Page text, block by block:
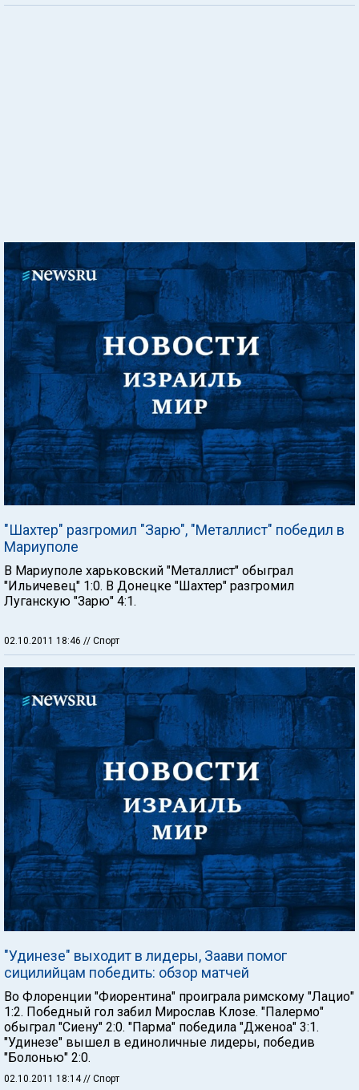
"Шахтер" разгромил "Зарю", "Металлист" победил в
Мариуполе
В Мариуполе харьковский "Металлист" обыграл
"Ильичевец" 1:0. В Донецке "Шахтер" разгромил
Луганскую "Зарю" 4:1.
02.10.2011 18:46 // Спорт
"Удинезе" выходит в лидеры, Заави помог
сицилийцам победить: обзор матчей
Во Флоренции "Фиорентина" проиграла римскому "Лацио"
1:2. Победный гол забил Мирослав Клозе. "Палермо"
обыграл "Сиену" 2:0. "Парма" победила "Дженоа" 3:1.
"Удинезе" вышел в единоличные лидеры, победив
"Болонью" 2:0.
02.10.2011 18:14 // Спорт